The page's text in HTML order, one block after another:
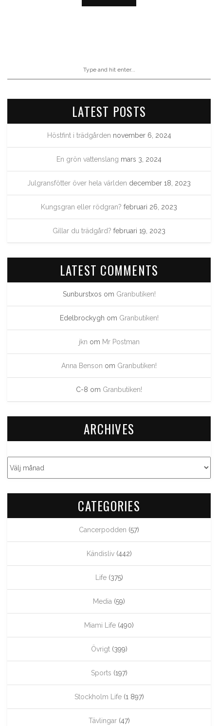
LATEST POSTS
Höstfint i trädgården november 6, 2024
En grön vattenslang mars 3, 2024
Julgransfötter över hela världen december 18, 2023
Kungsgran eller rödgran? februari 26, 2023
Gillar du trädgård? februari 19, 2023
LATEST COMMENTS
Sunburstxos om Granbutiken!
Edelbrockygh om Granbutiken!
jkn om Mr Postman
Anna Benson om Granbutiken!
C-8 om Granbutiken!
ARCHIVES
CATEGORIES
Cancerpodden (57)
Kändisliv(442)
Life(375)
Media (59)
Miami Life (490)
Övrigt(399)
Sports (197)
Stockholm Life(1 897)
Tävlingar(47)